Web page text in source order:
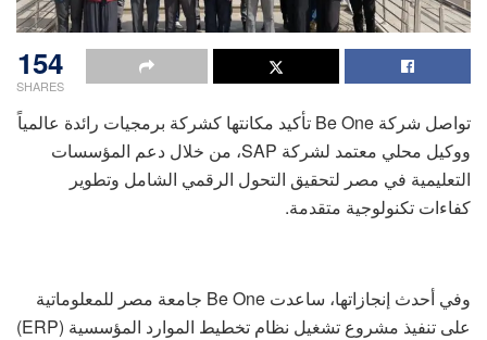
154
SHARES
تواصل شركة Be One تأكيد مكانتها كشركة برمجيات رائدة عالمياً
ووكيل محلي معتمد لشركة SAP، من خلال دعم المؤسسات
التعليمية في مصر لتحقيق التحول الرقمي الشامل وتطوير
كفاءات تكنولوجية متقدمة.
وفي أحدث إنجازاتها، ساعدت Be One جامعة مصر للمعلوماتية
على تنفيذ مشروع تشغيل نظام تخطيط الموارد المؤسسية (ERP)